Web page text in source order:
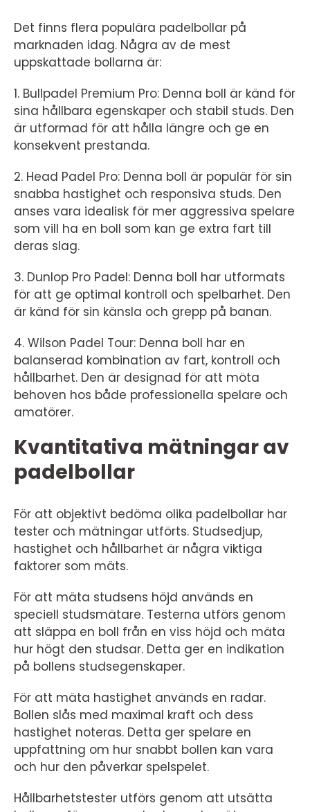
Det finns flera populära padelbollar på
marknaden idag. Några av de mest
uppskattade bollarna är:
1. Bullpadel Premium Pro: Denna boll är känd för
sina hållbara egenskaper och stabil studs. Den
är utformad för att hålla längre och ge en
konsekvent prestanda.
2. Head Padel Pro: Denna boll är populär för sin
snabba hastighet och responsiva studs. Den
anses vara idealisk för mer aggressiva spelare
som vill ha en boll som kan ge extra fart till
deras slag.
3. Dunlop Pro Padel: Denna boll har utformats
för att ge optimal kontroll och spelbarhet. Den
är känd för sin känsla och grepp på banan.
4. Wilson Padel Tour: Denna boll har en
balanserad kombination av fart, kontroll och
hållbarhet. Den är designad för att möta
behoven hos både professionella spelare och
amatörer.
Kvantitativa mätningar av
padelbollar
För att objektivt bedöma olika padelbollar har
tester och mätningar utförts. Studsedjup,
hastighet och hållbarhet är några viktiga
faktorer som mäts.
För att mäta studsens höjd används en
speciell studsmätare. Testerna utförs genom
att släppa en boll från en viss höjd och mäta
hur högt den studsar. Detta ger en indikation
på bollens studsegenskaper.
För att mäta hastighet används en radar.
Bollen slås med maximal kraft och dess
hastighet noteras. Detta ger spelare en
uppfattning om hur snabbt bollen kan vara
och hur den påverkar spelspelet.
Hållbarhetstester utförs genom att utsätta